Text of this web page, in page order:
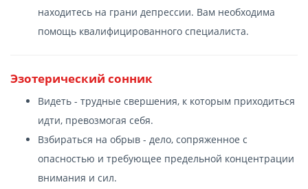
находитесь на грани депрессии. Вам необходима
помощь квалифицированного специалиста.
Эзотерический сонник
Видеть - трудные свершения, к которым приходиться
идти, превозмогая себя.
Взбираться на обрыв - дело, сопряженное с
опасностью и требующее предельной концентрации
внимания и сил.